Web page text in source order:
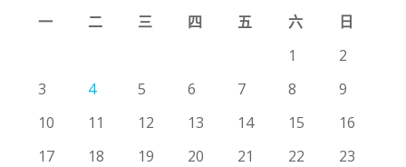
一
二 三 四 五 六
日
1
2
3
4 5 6 7 8
9
10
11 12 13 14 15
16
17
18 19 20 21 22
23